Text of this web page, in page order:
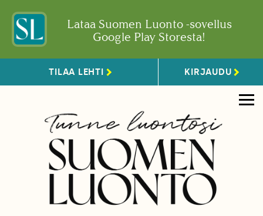
Lataa Suomen Luonto -sovellus
Google Play Storesta!
TILAA LEHTI KIRJAUDU